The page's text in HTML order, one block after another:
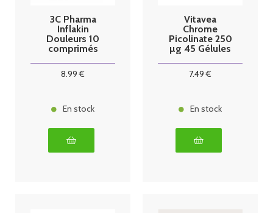
3C Pharma
Inflakin
Douleurs 10
comprimés
8.99 €
En stock
Vitavea
Chrome
Picolinate 250
µg 45 Gélules
7.49 €
En stock